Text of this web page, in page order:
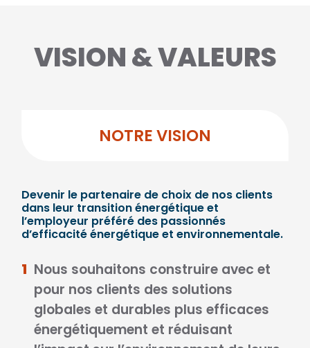
VISION & VALEURS
NOTRE VISION
Devenir le partenaire de choix de nos clients
dans leur transition énergétique et
l’employeur préféré des passionnés
d’efficacité énergétique et environnementale.
1 Nous souhaitons construire avec et
pour nos clients des solutions
globales et durables plus efficaces
énergétiquement et réduisant